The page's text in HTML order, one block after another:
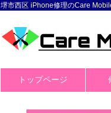
堺市西区 iPhone修理のCare
トップページ